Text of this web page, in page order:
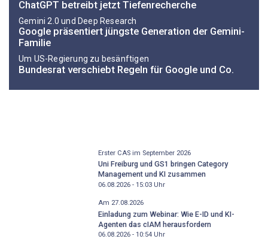
ChatGPT betreibt jetzt Tiefenrecherche
Gemini 2.0 und Deep Research
Google präsentiert jüngste Generation der Gemini-
Familie
Um US-Regierung zu besänftigen
Bundesrat verschiebt Regeln für Google und Co.
Erster CAS im September 2026
Uni Freiburg und GS1 bringen Category
Management und KI zusammen
06.08.2026 - 15:03Uhr
Am 27.08.2026
Einladung zum Webinar: Wie E-ID und KI-
Agenten das cIAM herausfordern
06.08.2026 - 10:54Uhr